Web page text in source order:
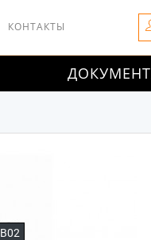
КОНТАКТЫ
B02